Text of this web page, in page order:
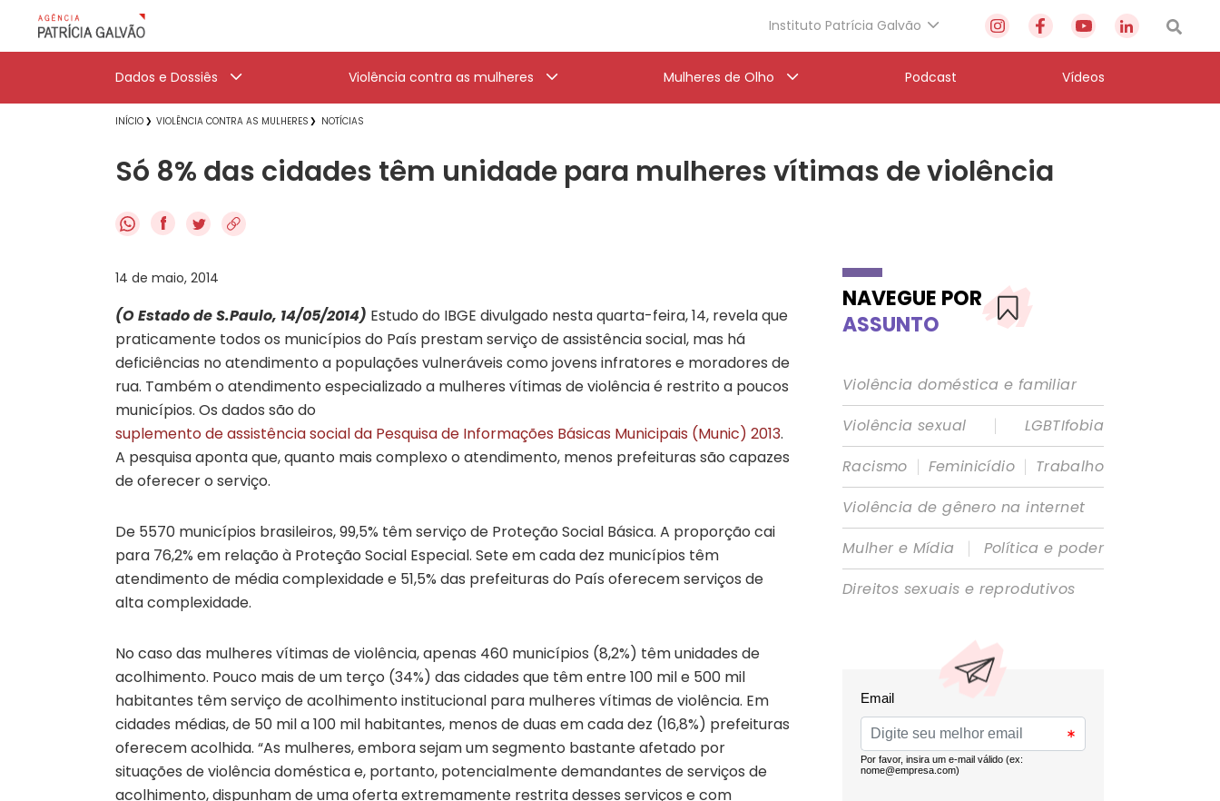
Instituto Patrícia Galvão
Dados e Dossiês Violência contra as mulheres Mulheres de Olho Podcast Vídeos
INÍCIO VIOLÊNCIA CONTRA AS MULHERES NOTÍCIAS
Só 8% das cidades têm unidade para mulheres vítimas de violência
f
14 de maio, 2014
(O Estado de S.Paulo, 14/05/2014) Estudo do IBGE divulgado nesta quarta-feira, 14, revela que
praticamente todos os municípios do País prestam serviço de assistência social, mas há
deficiências no atendimento a populações vulneráveis como jovens infratores e moradores de
rua. Também o atendimento especializado a mulheres vítimas de violência é restrito a poucos
municípios. Os dados são do
suplemento de assistência social da Pesquisa de Informações Básicas Municipais (Munic) 2013.
A pesquisa aponta que, quanto mais complexo o atendimento, menos prefeituras são capazes
de oferecer o serviço.
De 5570 municípios brasileiros, 99,5% têm serviço de Proteção Social Básica. A proporção cai
para 76,2% em relação à Proteção Social Especial. Sete em cada dez municípios têm
atendimento de média complexidade e 51,5% das prefeituras do País oferecem serviços de
alta complexidade.
No caso das mulheres vítimas de violência, apenas 460 municípios (8,2%) têm unidades de
acolhimento. Pouco mais de um terço (34%) das cidades que têm entre 100 mil e 500 mil
habitantes têm serviço de acolhimento institucional para mulheres vítimas de violência. Em
cidades médias, de 50 mil a 100 mil habitantes, menos de duas em cada dez (16,8%) prefeituras
oferecem acolhida. “As mulheres, embora sejam um segmento bastante afetado por
situações de violência doméstica e, portanto, potencialmente demandantes de serviços de
acolhimento, dispunham de uma oferta extremamente restrita desses serviços e com
NAVEGUE POR
ASSUNTO
Violência doméstica e familiar
Violência sexual
|
LGBTIfobia
Racismo | Feminicídio | Trabalho
Violência de gênero na internet
Mulher e Mídia
|
Política e poder
Direitos sexuais e reprodutivos